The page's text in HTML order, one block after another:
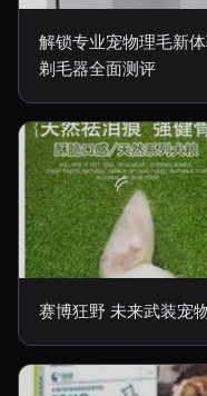
解锁专业宠物理毛新
剃毛器全面测评
赛博狂野 未来武装宠